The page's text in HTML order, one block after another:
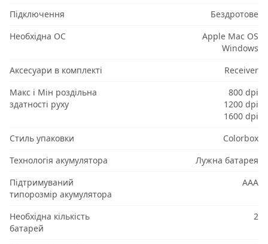
Підключення
Бездротове
Необхідна ОС
Apple Mac OS
Windows
Аксесуари в комплекті
Receiver
Макс і Мін роздільна
здатності руху
800 dpi
1200 dpi
1600 dpi
Стиль упаковки
Colorbox
Технологія акумулятора
Лужна батарея
Підтримуваний
типорозмір акумулятора
AAA
Необхідна кількість
батарей
2